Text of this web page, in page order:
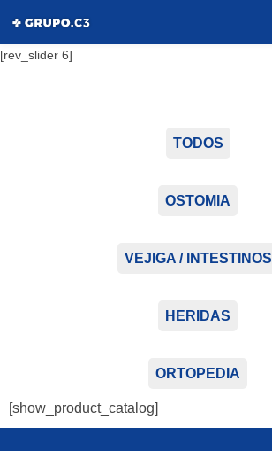
[rev_slider 6]
TODOS
OSTOMIA
VEJIGA / INTESTINOS
HERIDAS
ORTOPEDIA
[show_product_catalog]